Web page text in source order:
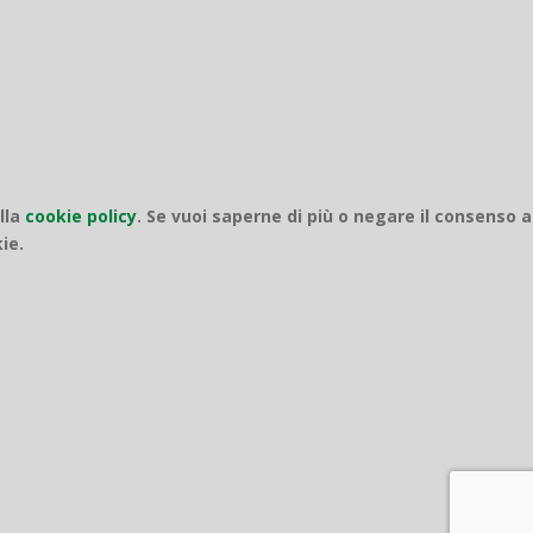
cookie policy. Se vuoi saperne di più o negare il consenso a